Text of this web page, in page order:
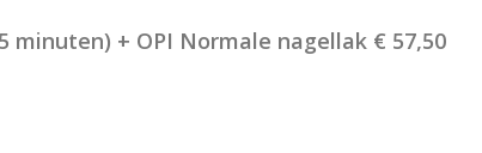
minuten) + OPI Normale nagellak € 57,50